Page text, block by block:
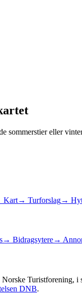
sommerstier eller
→ Turforslag→
→ Bidragsytere→
Turistforening, i
DNB.